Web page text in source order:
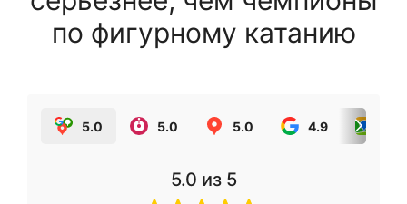
по фигурному катанию
5.0 5.0 5.0 4.9
5.0 из 5